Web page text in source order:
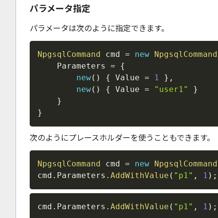
パラメータ指定
パラメータは次のように指定できます。
NpgsqlCommand cmd = new NpgsqlCommand
    Parameters
=
{
new( ) { Value = 1 } ,
new( ) { Value = "user1"
}
}
}
次のようにプレースホルダーを使うこともできます。
NpgsqlCommand cmd = new NpgsqlCommand
cmd . Parameters . AddWithValue ( "p1" , 1 ) ;
cmd . Parameters . AddWithValue ( "p1" , 1 ) ;